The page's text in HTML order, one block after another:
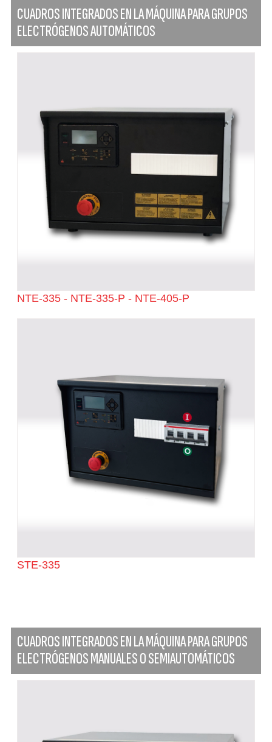
CUADROS INTEGRADOS EN LA MÁQUINA PARA GRUPOS
ELECTRÓGENOS AUTOMÁTICOS
NTE-335 - NTE-335-P - NTE-405-P
STE-335
CUADROS INTEGRADOS EN LA MÁQUINA PARA GRUPOS
ELECTRÓGENOS MANUALES O SEMIAUTOMÁTICOS